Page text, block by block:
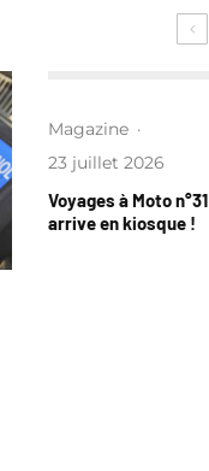
Magazine ·
23 juillet 2026
Voyages à Moto n°31
arrive en kiosque !